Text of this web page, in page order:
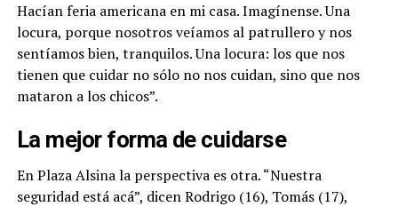
Hacían feria americana en mi casa. Imagínense. Una
locura, porque nosotros veíamos al patrullero y nos
sentíamos bien, tranquilos. Una locura: los que nos
tienen que cuidar no sólo no nos cuidan, sino que nos
mataron a los chicos”.
La mejor forma de cuidarse
En Plaza Alsina la perspectiva es otra. “Nuestra
seguridad está acá”, dicen Rodrigo (16), Tomás (17),